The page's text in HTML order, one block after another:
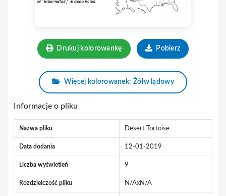
Drukuj kolorowankę Pobierz
Więcej kolorowanek: Żółw lądowy
Informacje o pliku
Nazwa pliku Desert Tortoise
Data dodania 12-01-2019
Liczba wyświetleń 9
Rozdzielczość pliku N/AxN/A